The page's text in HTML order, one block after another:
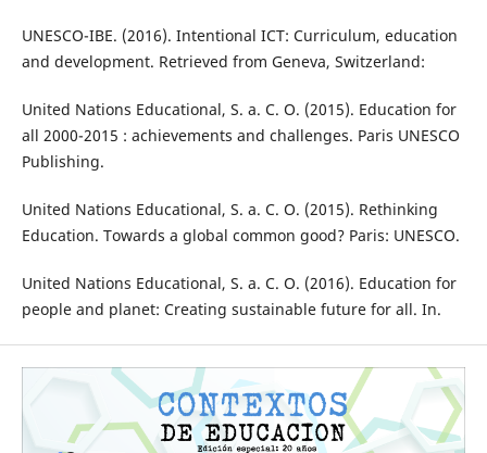
UNESCO-IBE. (2016). Intentional ICT: Curriculum, education
and development. Retrieved from Geneva, Switzerland:
United Nations Educational, S. a. C. O. (2015). Education for
all 2000-2015 : achievements and challenges. Paris UNESCO
Publishing.
United Nations Educational, S. a. C. O. (2015). Rethinking
Education. Towards a global common good? Paris: UNESCO.
United Nations Educational, S. a. C. O. (2016). Education for
people and planet: Creating sustainable future for all. In.